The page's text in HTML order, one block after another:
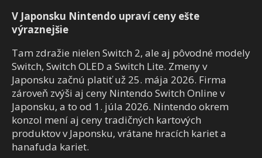
V Japonsku Nintendo upraví ceny ešte
výraznejšie
Tam zdražie nielen Switch 2, ale aj pôvodné modely
Switch, Switch OLED a Switch Lite. Zmeny v
Japonsku začnú platiť už 25. mája 2026. Firma
zároveň zvýši aj ceny Nintendo Switch Online v
Japonsku, a to od 1. júla 2026. Nintendo okrem
konzol mení aj ceny tradičných kartových
produktov v Japonsku, vrátane hracích kariet a
hanafuda kariet.